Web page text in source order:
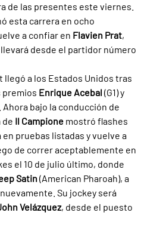
de las presentes este viernes.
esta carrera en ocho
a confiar en Flavien Prat,
llevará desde el partidor número
llegó a los Estados Unidos tras
premios Enrique Acebal (G1) y
Ahora bajo la conducción de
de Il Campione mostró flashes
pruebas listadas y vuelve a
de correr aceptablemente en
el 10 de julio último, donde
Satin (American Pharoah), a
Su jockey será
Velázquez, desde el puesto